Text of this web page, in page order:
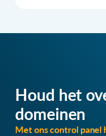
Houd het
domeinen
Met ons control panel